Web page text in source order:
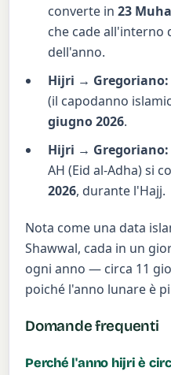
converte in23
che cade all'interno
dell'anno.
Hijri → Gregoriano:
(il capodanno
giugno 2026.
Hijri → Gregoriano:
AH (Eid al-Adha) si
2026, durante l'Hajj.
Nota come una data
Shawwal, cada in un
ogni anno — circa 11
poiché l'anno lunare è
Domande frequenti
Perché l'anno hijri è